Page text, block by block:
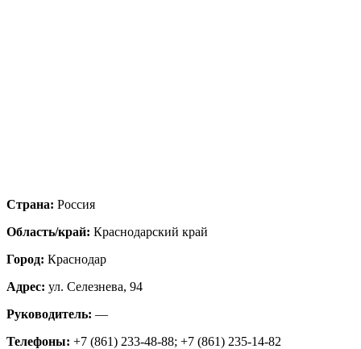
Страна: Россия
Область/край: Краснодарский край
Город: Краснодар
Адрес: ул. Селезнева, 94
Руководитель: —
Телефоны: +7 (861) 233-48-88; +7 (861) 235-14-82